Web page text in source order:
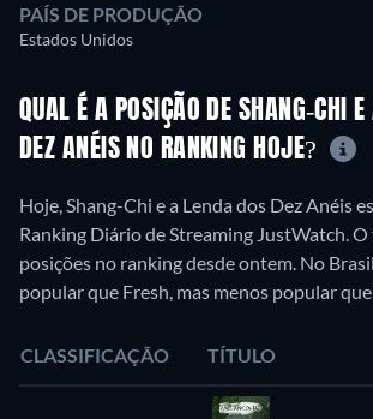
PAÍS DE PRODUÇÃO
Estados Unidos
QUAL É A POSIÇÃO DE SHANG-CHI
DEZ ANÉIS NO RANKING HOJE?
Hoje, Shang-Chi e a Lenda dos Dez Anéis
Ranking Diário de Streaming JustWatch.
posições no ranking desde ontem. No
popular que Fresh, mas menos popular
CLASSIFICAÇÃO TÍTULO